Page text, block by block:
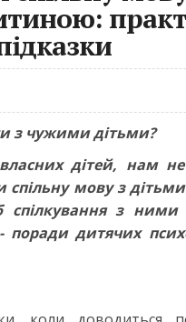
з чужими дітьми?
дітей, нам
спільну мову з
з ними
дитячих